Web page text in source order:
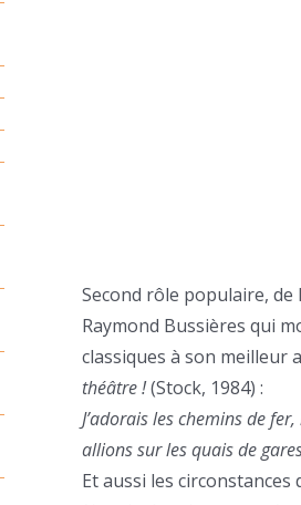
Second rôle populaire,
Raymond Bussières qui
classiques à son meilleur
théâtre !(Stock, 1984) :
J’adorais les chemins de
allions sur les quais de
Et aussi les